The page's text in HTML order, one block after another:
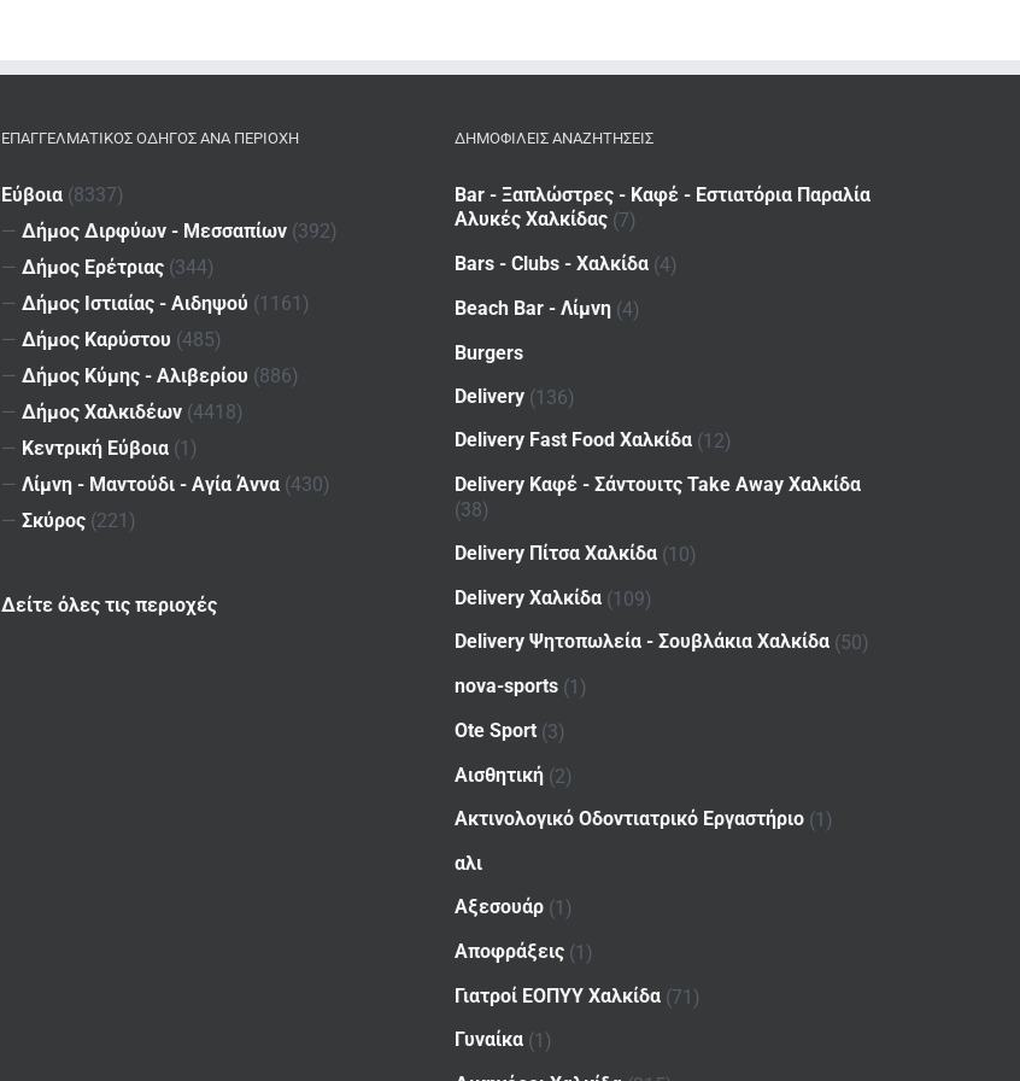
ΕΠΑΓΓΕΛΜΑΤΙΚΌΣ ΟΔΗΓΌΣ ΑΝΆ ΠΕΡΙΟΧΉ
Εύβοια (8337)
— Δήμος Διρφύων - Μεσσαπίων (392)
— Δήμος Ερέτριας (344)
— Δήμος Ιστιαίας - Αιδηψού (1161)
— Δήμος Καρύστου (485)
— Δήμος Κύμης - Αλιβερίου (886)
— Δήμος Χαλκιδέων (4418)
— Κεντρική Εύβοια (1)
— Λίμνη - Μαντούδι - Αγία Άννα (430)
— Σκύρος (221)
Δείτε όλες τις περιοχές
ΔΗΜΟΦΙΛΕΙΣ ΑΝΑΖΗΤΗΣΕΙΣ
Bar - Ξαπλώστρες - Καφέ - Εστιατόρια Παραλία
Αλυκές Χαλκίδας (7)
Bars - Clubs - Χαλκίδα (4)
Beach Bar - Λίμνη (4)
Burgers
Delivery (136)
Delivery Fast Food Χαλκίδα (12)
Delivery Καφέ - Σάντουιτς Take Away Χαλκίδα
(38)
Delivery Πίτσα Χαλκίδα (10)
Delivery Χαλκίδα (109)
Delivery Ψητοπωλεία - Σουβλάκια Χαλκίδα (50)
nova-sports (1)
Ote Sport (3)
Αισθητική (2)
Ακτινολογικό Οδοντιατρικό Εργαστήριο (1)
αλι
Αξεσουάρ (1)
Αποφράξεις (1)
Γιατροί ΕΟΠΥΥ Χαλκίδα (71)
Γυναίκα (1)